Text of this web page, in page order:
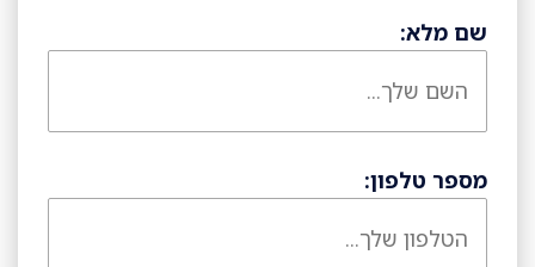
שם מלא:
מספר טלפון: